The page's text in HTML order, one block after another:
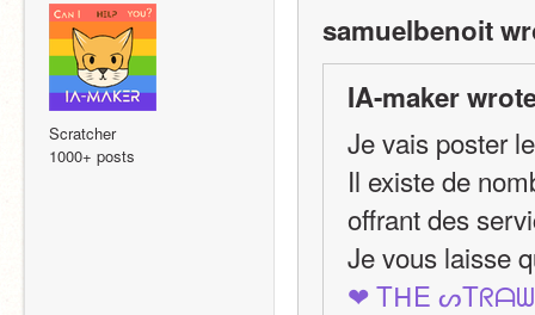
Scratcher
1000+ posts
samuelbenoit
IA-maker
Je vais poster
Il existe de
offrant des
Je vous laisse
❤ TᕼE